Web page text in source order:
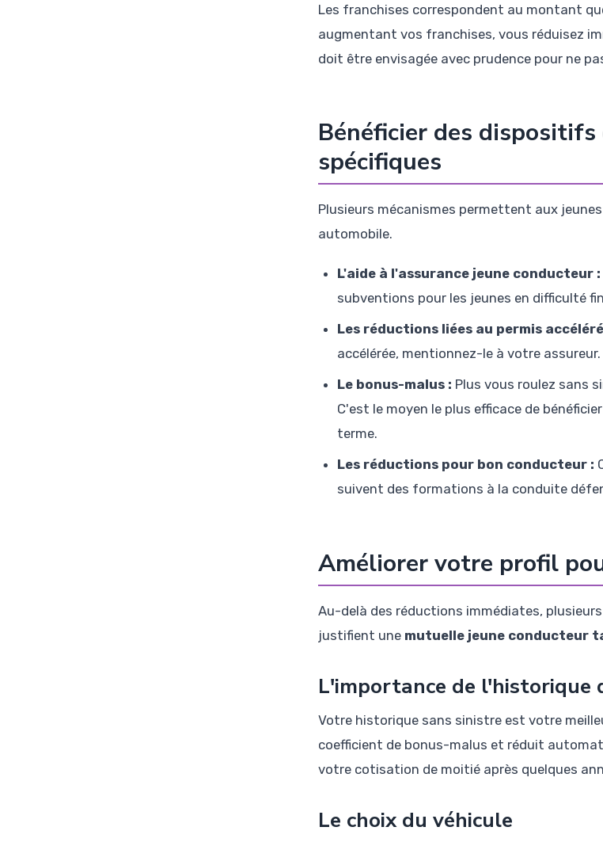
Les franchises correspondent au montant
augmentant vos franchises, vous réduisez
doit être envisagée avec prudence pour ne
Bénéficier des
spécifiques
Plusieurs mécanismes permettent aux
automobile.
L'aide à l'assurance jeune conducteur :
subventions pour les jeunes en difficulté
Les réductions liées au permis
accélérée, mentionnez-le à votre assureur.
Le bonus-malus : Plus vous roulez sans
C'est le moyen le plus efficace de
terme.
Les réductions pour bon conducteur :
suivent des formations à la conduite
Améliorer votre profil
Au-delà des réductions immédiates,
justifient une mutuelle jeune conducteur
L'importance de l'historique
Votre historique sans sinistre est votre
coefficient de bonus-malus et réduit
votre cotisation de moitié après quelques
Le choix du véhicule